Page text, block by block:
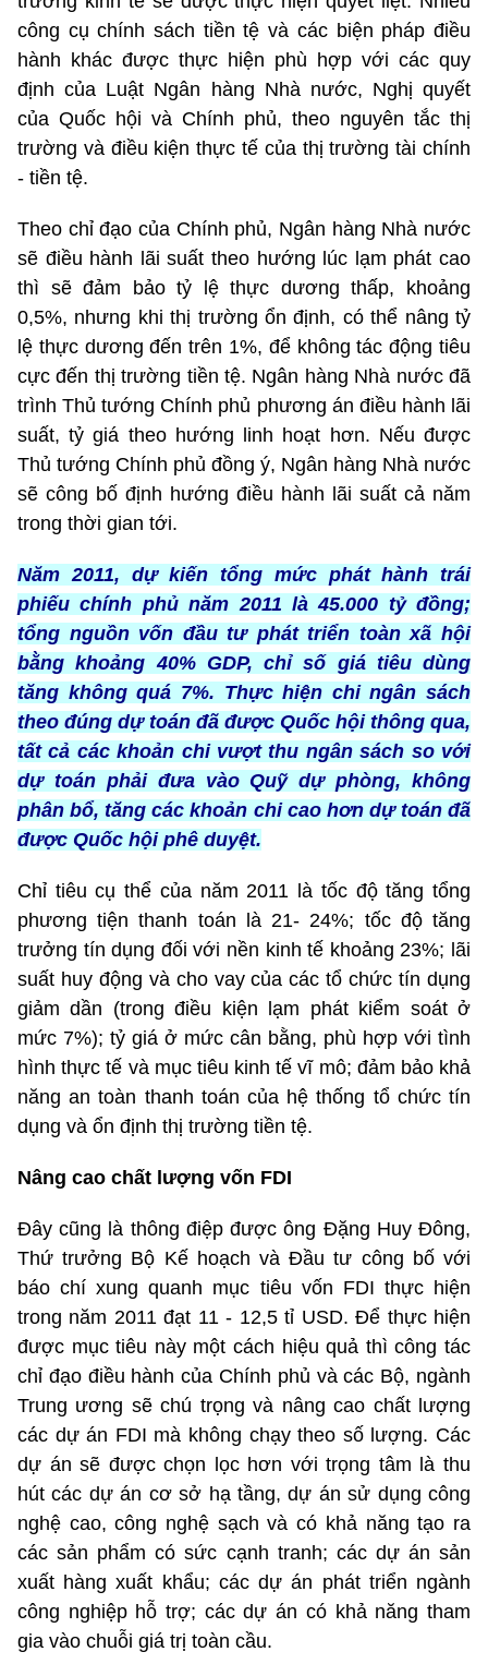
công cụ chính sách tiền tệ và các biện pháp điều
hành khác được thực hiện phù hợp với các quy
định của Luật Ngân hàng Nhà nước, Nghị quyết
của Quốc hội và Chính phủ, theo nguyên tắc thị
trường và điều kiện thực tế của thị trường tài chính
- tiền tệ.
Theo chỉ đạo của Chính phủ, Ngân hàng Nhà nước
sẽ điều hành lãi suất theo hướng lúc lạm phát cao
thì sẽ đảm bảo tỷ lệ thực dương thấp, khoảng
0,5%, nhưng khi thị trường ổn định, có thể nâng tỷ
lệ thực dương đến trên 1%, để không tác động tiêu
cực đến thị trường tiền tệ. Ngân hàng Nhà nước đã
trình Thủ tướng Chính phủ phương án điều hành lãi
suất, tỷ giá theo hướng linh hoạt hơn. Nếu được
Thủ tướng Chính phủ đồng ý, Ngân hàng Nhà nước
sẽ công bố định hướng điều hành lãi suất cả năm
trong thời gian tới.
Năm 2011, dự kiến tổng mức phát hành trái
phiếu chính phủ năm 2011 là 45.000 tỷ đồng;
tổng nguồn vốn đầu tư phát triển toàn xã hội
bằng khoảng 40% GDP, chỉ số giá tiêu dùng
tăng không quá 7%. Thực hiện chi ngân sách
theo đúng dự toán đã được Quốc hội thông qua,
tất cả các khoản chi vượt thu ngân sách so với
dự toán phải đưa vào Quỹ dự phòng, không
phân bổ, tăng các khoản chi cao hơn dự toán đã
được Quốc hội phê duyệt.
Chỉ tiêu cụ thể của năm 2011 là tốc độ tăng tổng
phương tiện thanh toán là 21- 24%; tốc độ tăng
trưởng tín dụng đối với nền kinh tế khoảng 23%; lãi
suất huy động và cho vay của các tổ chức tín dụng
giảm dần (trong điều kiện lạm phát kiểm soát ở
mức 7%); tỷ giá ở mức cân bằng, phù hợp với tình
hình thực tế và mục tiêu kinh tế vĩ mô; đảm bảo khả
năng an toàn thanh toán của hệ thống tổ chức tín
dụng và ổn định thị trường tiền tệ.
Nâng cao chất lượng vốn FDI
Đây cũng là thông điệp được ông Đặng Huy Đông,
Thứ trưởng Bộ Kế hoạch và Đầu tư công bố với
báo chí xung quanh mục tiêu vốn FDI thực hiện
trong năm 2011 đạt 11 - 12,5 tỉ USD. Để thực hiện
được mục tiêu này một cách hiệu quả thì công tác
chỉ đạo điều hành của Chính phủ và các Bộ, ngành
Trung ương sẽ chú trọng và nâng cao chất lượng
các dự án FDI mà không chạy theo số lượng. Các
dự án sẽ được chọn lọc hơn với trọng tâm là thu
hút các dự án cơ sở hạ tầng, dự án sử dụng công
nghệ cao, công nghệ sạch và có khả năng tạo ra
các sản phẩm có sức cạnh tranh; các dự án sản
xuất hàng xuất khẩu; các dự án phát triển ngành
công nghiệp hỗ trợ; các dự án có khả năng tham
gia vào chuỗi giá trị toàn cầu.